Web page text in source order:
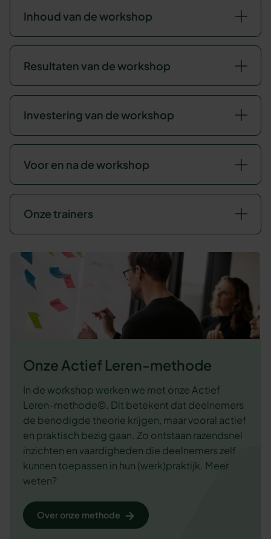
Inhoud van de workshop
Resultaten van de workshop
Investering van de workshop
Voor en na de workshop
Onze trainers
Onze Actief Leren-methode
In de workshop werken we met onze Actief
Leren-methode©. Dit betekent dat deelnemers
de benodigde theorie krijgen, maar vooral actief
en praktisch bezig gaan. Zo ontstaan razendsnel
inzichten en vaardigheden die deelnemers zelf
kunnen toepassen in hun (werk)praktijk. Meer
weten?
Over onze methode